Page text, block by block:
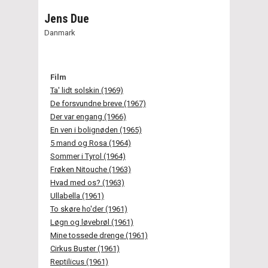
Jens Due
Danmark
Film
Ta' lidt solskin (1969)
De forsvundne breve (1967)
Der var engang (1966)
En ven i bolignøden (1965)
5 mand og Rosa (1964)
Sommer i Tyrol (1964)
Frøken Nitouche (1963)
Hvad med os? (1963)
Ullabella (1961)
To skøre ho'der (1961)
Løgn og løvebrøl (1961)
Mine tossede drenge (1961)
Cirkus Buster (1961)
Reptilicus (1961)